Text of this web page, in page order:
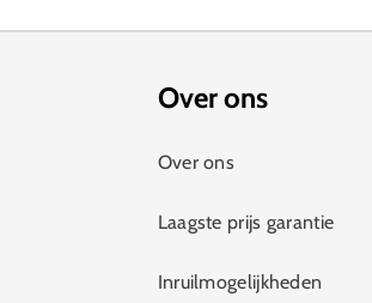
Over ons
Over ons
Laagste prijs garantie
Inruilmogelijkheden